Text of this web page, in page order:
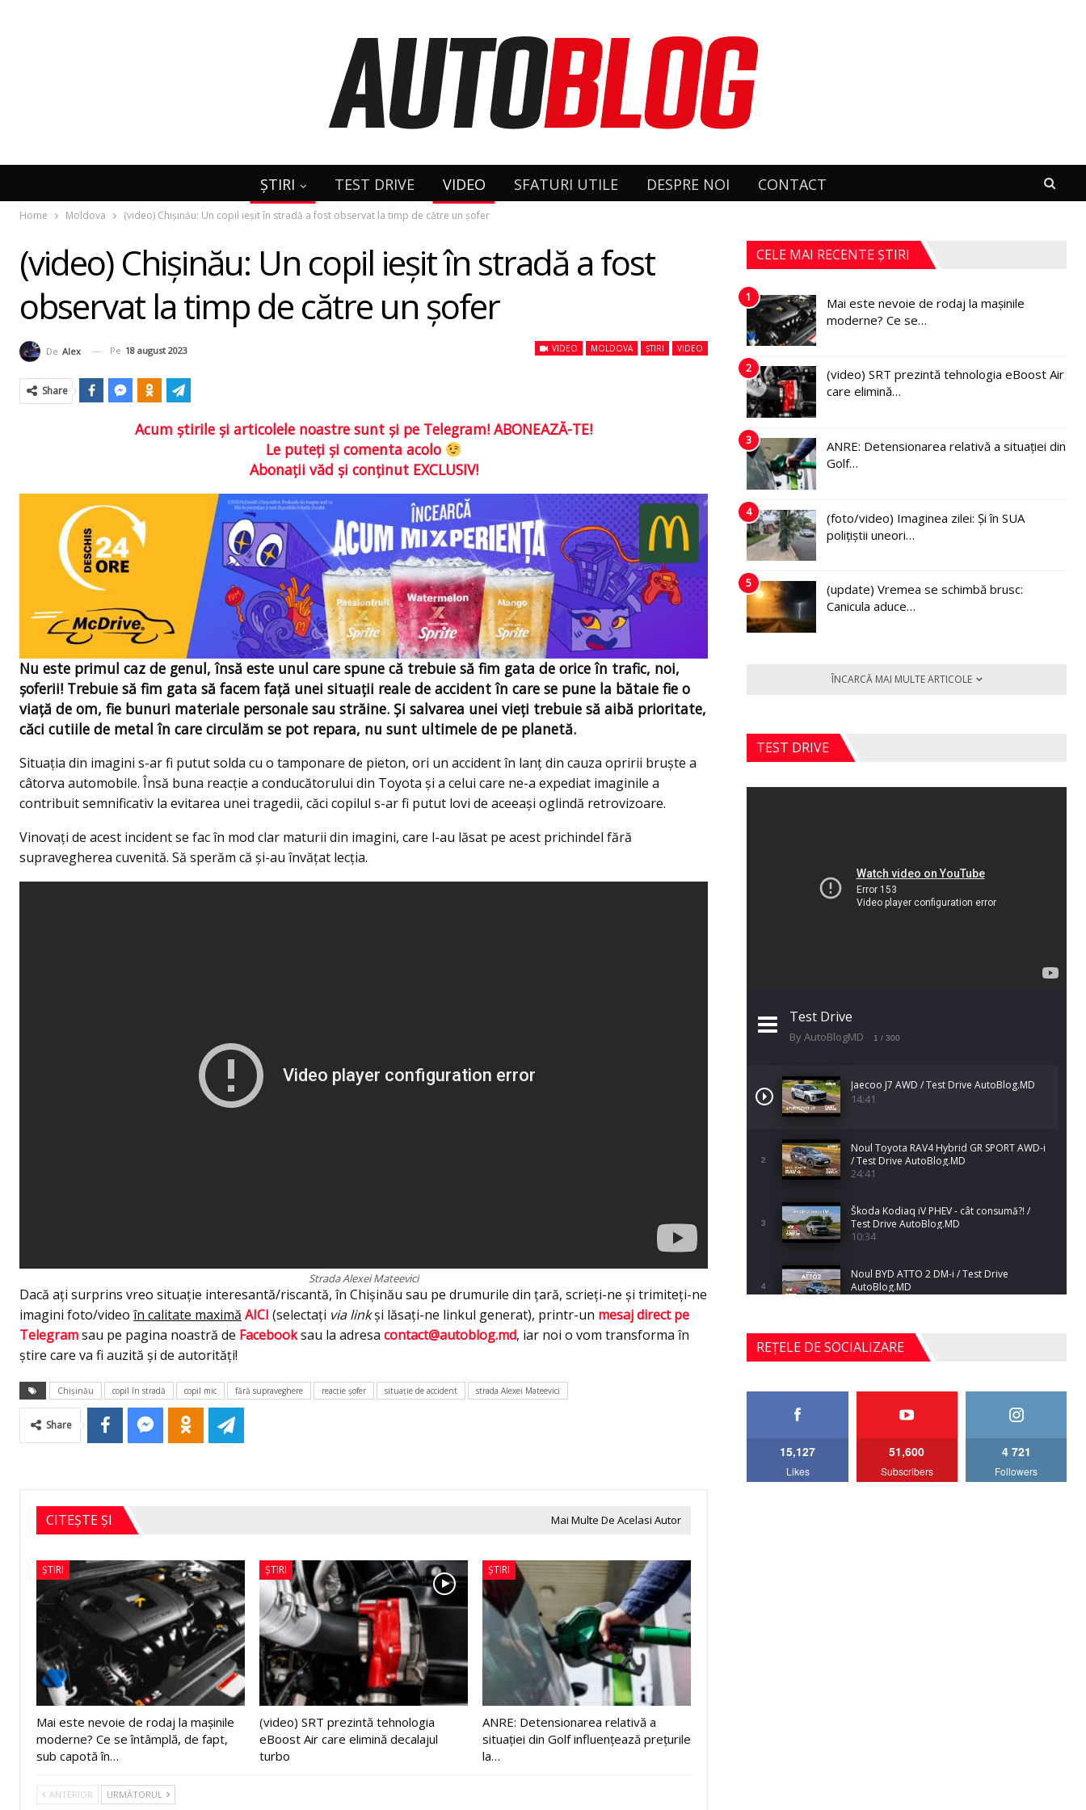
ȘTIRI TEST DRIVE VIDEO SFATURI UTILE DESPRE NOI CONTACT
Home Moldova (video) Chişinău: Un copil ieșit în stradă a fost observat la timp de către un şofer
(video) Chişinău: Un copil ieșit în stradă a fost
observat la timp de către un şofer
VIDEO MOLDOVA ȘTIRI VIDEO
De Alex Pe 18 august 2023
Share
Acum ştirile şi articolele noastre sunt şi pe Telegram! ABONEAZĂ-TE!
Le puteţi şi comenta acolo
Abonaţii văd şi conţinut EXCLUSIV!
Nu este primul caz de genul, însă este unul care spune că trebuie să fim gata de orice în trafic, noi,
şoferii! Trebuie să fim gata să facem faţă unei situaţii reale de accident în care se pune la bătaie fie o
viaţă de om, fie bunuri materiale personale sau străine. Şi salvarea unei vieţi trebuie să aibă prioritate,
căci cutiile de metal în care circulăm se pot repara, nu sunt ultimele de pe planetă.
Situația din imagini s-ar fi putut solda cu o tamponare de pieton, ori un accident în lanţ din cauza opririi bruşte a
câtorva automobile. Însă buna reacţie a conducătorului din Toyota şi a celui care ne-a expediat imaginile a
contribuit semnificativ la evitarea unei tragedii, căci copilul s-ar fi putut lovi de aceeaşi oglindă retrovizoare.
Vinovați de acest incident se fac în mod clar maturii din imagini, care l-au lăsat pe acest prichindel fără
supravegherea cuvenită. Să sperăm că şi-au învățat lecția.
Strada Alexei Mateevici
Dacă ați surprins vreo situație interesantă/riscantă, în Chișinău sau pe drumurile din țară, scrieți-ne și trimiteți-ne
imagini foto/video în calitate maximă AICI (selectați via linkși lăsați-ne linkul generat), printr-un mesaj direct pe
Telegramsau pe pagina noastră de Facebooksau la adresa contact@autoblog.md, iar noi o vom transforma în
știre care va fi auzită și de autorități!
Chişinău copil în stradă copil mic fără supraveghere reacţie şofer situaţie de accident strada Alexei Mateevici
Share
CITEȘTE ȘI Mai Multe De Acelasi Autor
ȘTIRI
Mai este nevoie de rodaj la mașinile
moderne? Ce se întâmplă, de fapt,
sub capotă în…
ȘTIRI
(video) SRT prezintă tehnologia
eBoost Air care elimină decalajul
turbo
ȘTIRI
ANRE: Detensionarea relativă a
situației din Golf influențează prețurile
la…
ANTERIOR URMĂTORUL
CELE MAI RECENTE ȘTIRI
1
Mai este nevoie de rodaj la mașinile
moderne? Ce se…
2
(video) SRT prezintă tehnologia eBoost Air
care elimină…
3
ANRE: Detensionarea relativă a situației din
Golf…
4
(foto/video) Imaginea zilei: Și în SUA
polițiștii uneori…
5
(update) Vremea se schimbă brusc:
Canicula aduce…
ÎNCARCĂ MAI MULTE ARTICOLE
TEST DRIVE
Test Drive
By AutoBlogMD 1 / 300
Jaecoo J7 AWD / Test Drive AutoBlog.MD
14:41
2
Noul Toyota RAV4 Hybrid GR SPORT AWD-i
/ Test Drive AutoBlog.MD
24:41
3
Škoda Kodiaq iV PHEV - cât consumă?! /
Test Drive AutoBlog.MD
10:34
4
Noul BYD ATTO 2 DM-i / Test Drive
AutoBlog.MD
5
Noul Mercedes-Benz S-Class facelift (S 580
4MATIC V223) / Test Drive AutoBlog.MD
27:33
AutoBlog.MD
REȚELE DE SOCIALIZARE
15,127
Likes
51,600
Subscribers
4 721
Followers